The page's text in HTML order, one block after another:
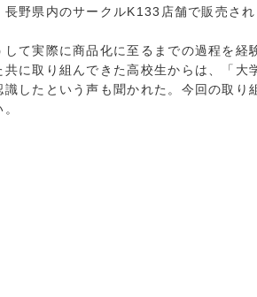
長野県内のサークルK133店舗で販売され
して実際に商品化に至るまでの過程を経
共に取り組んできた高校生からは、「
識したという声も聞かれた。今回の取り